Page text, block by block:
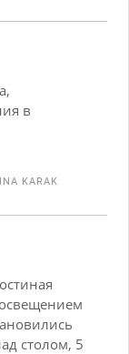
в
KARAK
столом, 5